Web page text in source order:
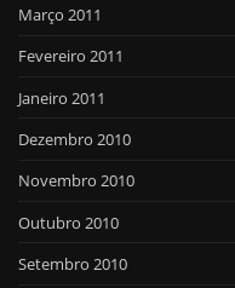
Março 2011
Fevereiro 2011
Janeiro 2011
Dezembro 2010
Novembro 2010
Outubro 2010
Setembro 2010